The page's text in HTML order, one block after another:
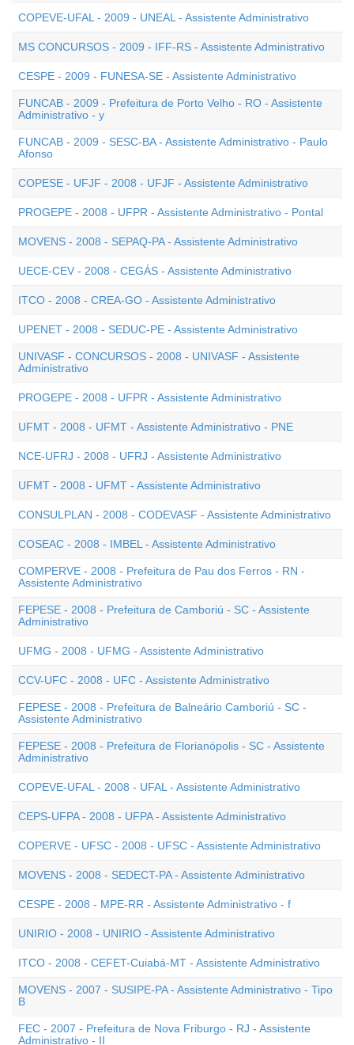
COPEVE-UFAL - 2009 - UNEAL - Assistente Administrativo
MS CONCURSOS - 2009 - IFF-RS - Assistente Administrativo
CESPE - 2009 - FUNESA-SE - Assistente Administrativo
FUNCAB - 2009 - Prefeitura de Porto Velho - RO - Assistente
Administrativo - y
FUNCAB - 2009 - SESC-BA - Assistente Administrativo - Paulo
Afonso
COPESE - UFJF - 2008 - UFJF - Assistente Administrativo
PROGEPE - 2008 - UFPR - Assistente Administrativo - Pontal
MOVENS - 2008 - SEPAQ-PA - Assistente Administrativo
UECE-CEV - 2008 - CEGÁS - Assistente Administrativo
ITCO - 2008 - CREA-GO - Assistente Administrativo
UPENET - 2008 - SEDUC-PE - Assistente Administrativo
UNIVASF - CONCURSOS - 2008 - UNIVASF - Assistente
Administrativo
PROGEPE - 2008 - UFPR - Assistente Administrativo
UFMT - 2008 - UFMT - Assistente Administrativo - PNE
NCE-UFRJ - 2008 - UFRJ - Assistente Administrativo
UFMT - 2008 - UFMT - Assistente Administrativo
CONSULPLAN - 2008 - CODEVASF - Assistente Administrativo
COSEAC - 2008 - IMBEL - Assistente Administrativo
COMPERVE - 2008 - Prefeitura de Pau dos Ferros - RN -
Assistente Administrativo
FEPESE - 2008 - Prefeitura de Camboriú - SC - Assistente
Administrativo
UFMG - 2008 - UFMG - Assistente Administrativo
CCV-UFC - 2008 - UFC - Assistente Administrativo
FEPESE - 2008 - Prefeitura de Balneário Camboriú - SC -
Assistente Administrativo
FEPESE - 2008 - Prefeitura de Florianópolis - SC - Assistente
Administrativo
COPEVE-UFAL - 2008 - UFAL - Assistente Administrativo
CEPS-UFPA - 2008 - UFPA - Assistente Administrativo
COPERVE - UFSC - 2008 - UFSC - Assistente Administrativo
MOVENS - 2008 - SEDECT-PA - Assistente Administrativo
CESPE - 2008 - MPE-RR - Assistente Administrativo - f
UNIRIO - 2008 - UNIRIO - Assistente Administrativo
ITCO - 2008 - CEFET-Cuiabá-MT - Assistente Administrativo
MOVENS - 2007 - SUSIPE-PA - Assistente Administrativo - Tipo
B
FEC - 2007 - Prefeitura de Nova Friburgo - RJ - Assistente
Administrativo - II